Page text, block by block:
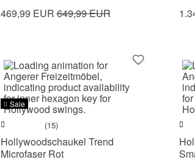
469,99 EUR649,99 EUR
Sale
(15)
Hollywoodschaukel Trend
Microfaser Rot